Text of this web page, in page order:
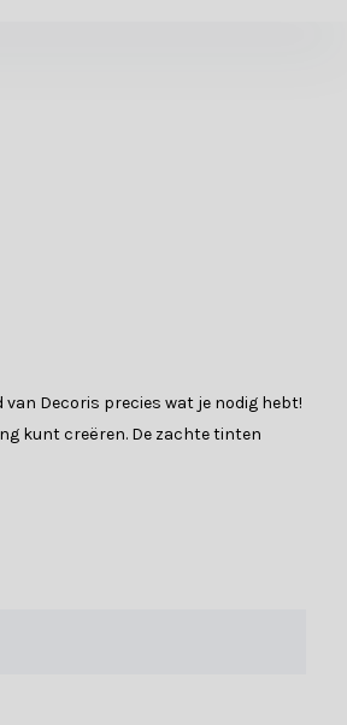
Decoris precies wat je nodig hebt!
kunt creëren. De zachte tinten